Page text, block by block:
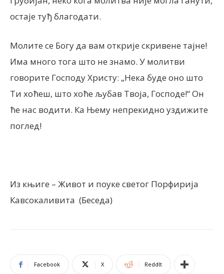
остаје туђ благодати.
Молите се Богу да вам открије скривене тајне!
Има много тога што не знамо. У молитви
говорите Господу Христу: „Нека буде оно што
Ти хоћеш, што хоће љубав Твоја, Господе!“ Он
ће нас водити. Ка Њему непрекидно уздижите
поглед!
Из књиге – Живот и поуке светог Порфирија
Кавсокаливита (Беседа)
Facebook X ReddIt